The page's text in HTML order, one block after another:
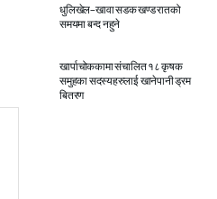
धुलिखेल–खावा सडक खण्ड रातको
समयमा बन्द नहुने
ROSHI KHABAR E-
खार्पाचोककामा संचालित १८ कृषक
समुहका सदस्यहरुलाई खानेपानी ड्रम
बितरण